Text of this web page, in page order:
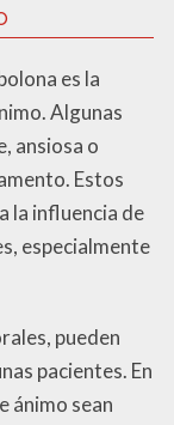
es la
Algunas
ansiosa o
Estos
la influencia de
especialmente
pueden
pacientes. En
ánimo sean